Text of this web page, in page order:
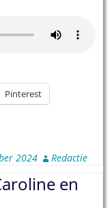
Pinterest
2024 Redactie
en